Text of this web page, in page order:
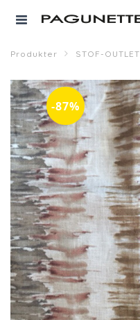
Produkter STOF-OUTLET
-87%